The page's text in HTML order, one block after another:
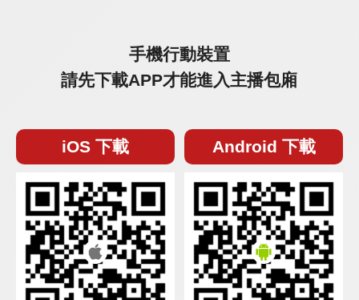
手機行動裝置
請先下載APP才能進入主播包廂
iOS 下載 Android 下載